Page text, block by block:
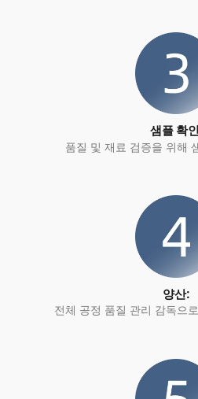
샘플 확
품질 및 재료 검증을 위해
양산:
전체 공정 품질 관리 감독으